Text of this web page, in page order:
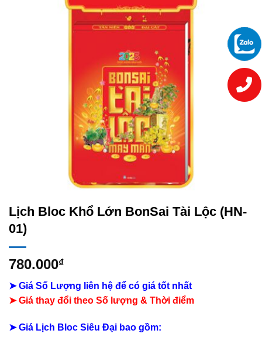
Lịch Bloc Khổ Lớn BonSai Tài Lộc (HN-
01)
780.000₫
➤ Giá Số Lượng liên hệ để có giá tốt nhất
➤ Giá thay đổi theo Số lượng & Thời điểm
➤ Giá Lịch Bloc Siêu Đại bao gồm: